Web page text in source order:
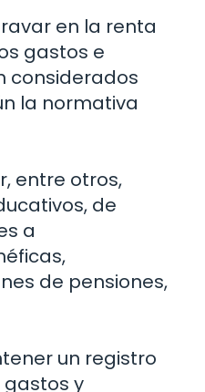
en la renta
gastos e
considerados
la normativa
entre otros,
de
a
de pensiones,
un registro
y